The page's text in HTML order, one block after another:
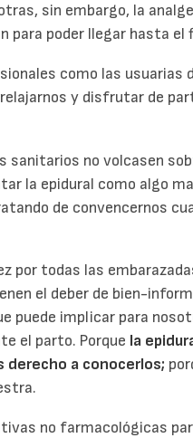
sin embargo, la
para poder llegar hasta el
como las
y disfrutar de
sanitarios no volcasen
la epidural como algo
de convencernos
por todas las
el deber de bien-
puede implicar para
el parto. Porque la
derecho a conocerlos;
no farmacológicas